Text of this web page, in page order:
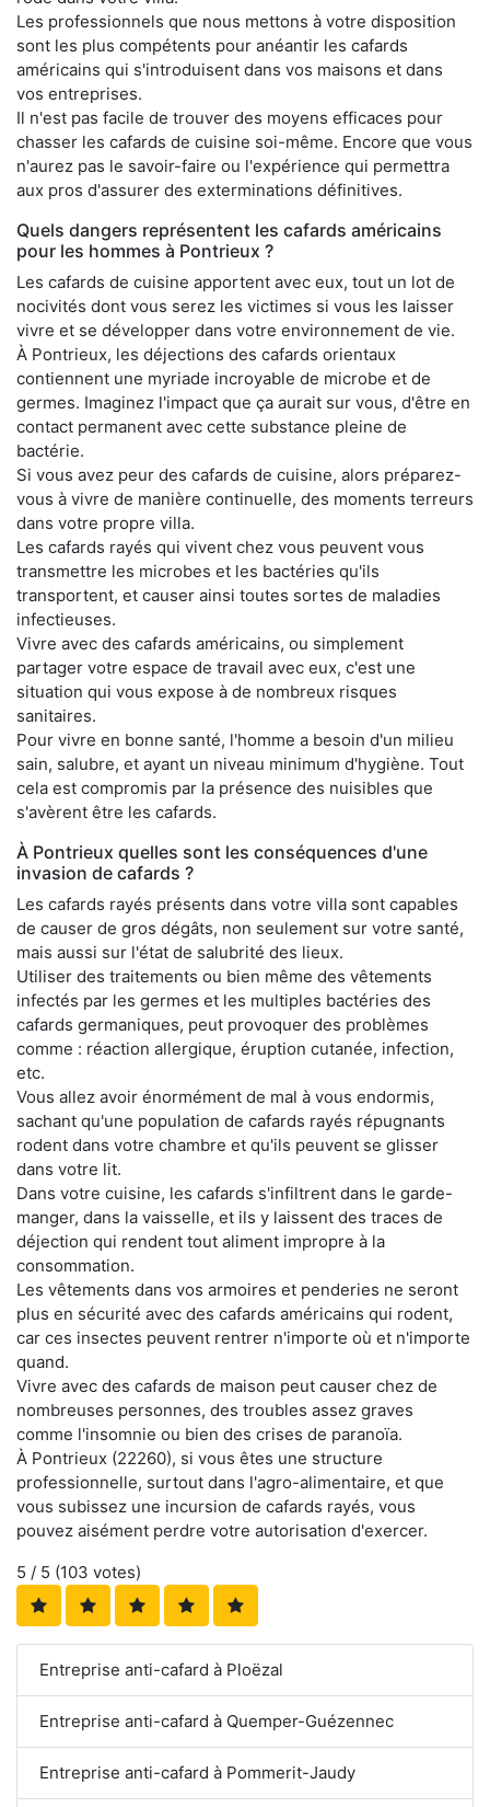
Les professionnels que nous mettons à votre disposition
sont les plus compétents pour anéantir les cafards
américains qui s'introduisent dans vos maisons et dans
vos entreprises.
Il n'est pas facile de trouver des moyens efficaces pour
chasser les cafards de cuisine soi-même. Encore que vous
n'aurez pas le savoir-faire ou l'expérience qui permettra
aux pros d'assurer des exterminations définitives.
Quels dangers représentent les cafards américains
pour les hommes à Pontrieux ?
Les cafards de cuisine apportent avec eux, tout un lot de
nocivités dont vous serez les victimes si vous les laisser
vivre et se développer dans votre environnement de vie.
À Pontrieux, les déjections des cafards orientaux
contiennent une myriade incroyable de microbe et de
germes. Imaginez l'impact que ça aurait sur vous, d'être en
contact permanent avec cette substance pleine de
bactérie.
Si vous avez peur des cafards de cuisine, alors préparez-
vous à vivre de manière continuelle, des moments terreurs
dans votre propre villa.
Les cafards rayés qui vivent chez vous peuvent vous
transmettre les microbes et les bactéries qu'ils
transportent, et causer ainsi toutes sortes de maladies
infectieuses.
Vivre avec des cafards américains, ou simplement
partager votre espace de travail avec eux, c'est une
situation qui vous expose à de nombreux risques
sanitaires.
Pour vivre en bonne santé, l'homme a besoin d'un milieu
sain, salubre, et ayant un niveau minimum d'hygiène. Tout
cela est compromis par la présence des nuisibles que
s'avèrent être les cafards.
À Pontrieux quelles sont les conséquences d'une
invasion de cafards ?
Les cafards rayés présents dans votre villa sont capables
de causer de gros dégâts, non seulement sur votre santé,
mais aussi sur l'état de salubrité des lieux.
Utiliser des traitements ou bien même des vêtements
infectés par les germes et les multiples bactéries des
cafards germaniques, peut provoquer des problèmes
comme : réaction allergique, éruption cutanée, infection,
etc.
Vous allez avoir énormément de mal à vous endormis,
sachant qu'une population de cafards rayés répugnants
rodent dans votre chambre et qu'ils peuvent se glisser
dans votre lit.
Dans votre cuisine, les cafards s'infiltrent dans le garde-
manger, dans la vaisselle, et ils y laissent des traces de
déjection qui rendent tout aliment impropre à la
consommation.
Les vêtements dans vos armoires et penderies ne seront
plus en sécurité avec des cafards américains qui rodent,
car ces insectes peuvent rentrer n'importe où et n'importe
quand.
Vivre avec des cafards de maison peut causer chez de
nombreuses personnes, des troubles assez graves
comme l'insomnie ou bien des crises de paranoïa.
À Pontrieux (22260), si vous êtes une structure
professionnelle, surtout dans l'agro-alimentaire, et que
vous subissez une incursion de cafards rayés, vous
pouvez aisément perdre votre autorisation d'exercer.
5 / 5 (103 votes)
Entreprise anti-cafard à Ploëzal
Entreprise anti-cafard à Quemper-Guézennec
Entreprise anti-cafard à Pommerit-Jaudy